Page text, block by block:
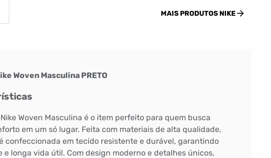
MAIS PRODUTOS NIKE
Woven Masculina PRETO
Woven Masculina é o item perfeito para quem busca
em um só lugar. Feita com materiais de alta qualidade,
confeccionada em tecido resistente e durável, garantindo
e longa vida útil. Com design moderno e detalhes únicos,